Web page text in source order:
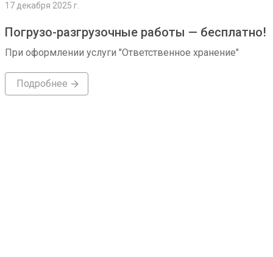
17 декабря 2025 г.
Погрузо-разгрузочные работы — бесплатно!
При оформлении услуги "Ответственное хранение"
Подробнее